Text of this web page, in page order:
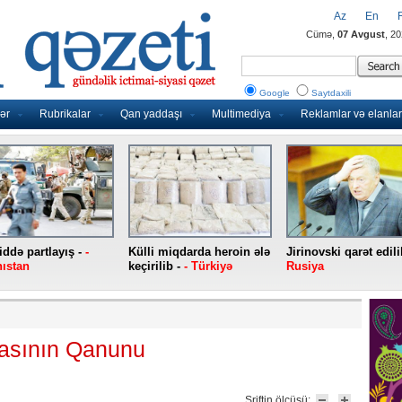
Rubrikalar Qan yaddaşı Multimediya Reklamlar və elanlar
Az En
Cümə, 07 Avgust ,
Google Saytdaxili
partlayış - -
Külli miqdarda heroin ələ
keçirilib - - Türkiyə
Jirinovski qarət
Rusiya
Qanunu